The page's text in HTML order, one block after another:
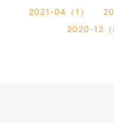
2021-04（1）
2020-12（